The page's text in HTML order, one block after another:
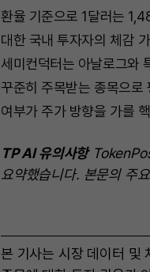
환율 기준으로 1달러는
대한 국내 투자자의 체감
세미컨덕터는 아날로그와
꾸준히 주목받는 종목으로
여부가 주가 방향을 가를
TP AI 유의사항
요약했습니다. 본문의 주
본 기사는 시장 데이터 및